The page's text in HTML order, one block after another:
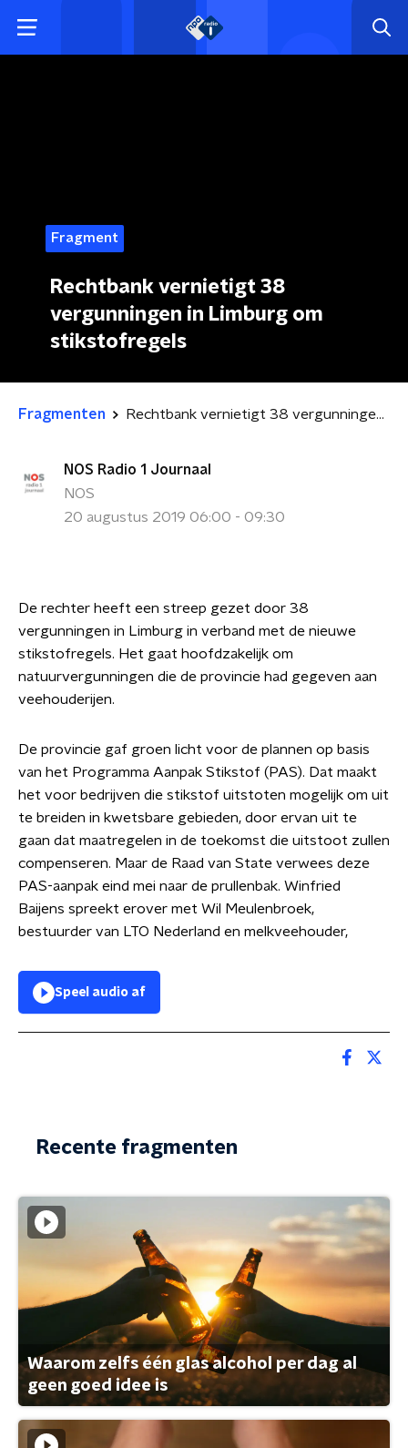
Fragment
Rechtbank vernietigt 38
vergunningen in Limburg om
stikstofregels
Fragmenten Rechtbank vernietigt 38 vergunningen in Limburg om stikstofregels
NOS Radio 1 Journaal
NOS
20 augustus 2019 06:00 - 09:30
De rechter heeft een streep gezet door 38
vergunningen in Limburg in verband met de nieuwe
stikstofregels. Het gaat hoofdzakelijk om
natuurvergunningen die de provincie had gegeven aan
veehouderijen.
De provincie gaf groen licht voor de plannen op basis
van het Programma Aanpak Stikstof (PAS). Dat maakt
het voor bedrijven die stikstof uitstoten mogelijk om uit
te breiden in kwetsbare gebieden, door ervan uit te
gaan dat maatregelen in de toekomst die uitstoot zullen
compenseren. Maar de Raad van State verwees deze
PAS-aanpak eind mei naar de prullenbak. Winfried
Baijens spreekt erover met Wil Meulenbroek,
bestuurder van LTO Nederland en melkveehouder,
Speel audio af
Recente fragmenten
Waarom zelfs één glas alcohol per dag al
geen goed idee is